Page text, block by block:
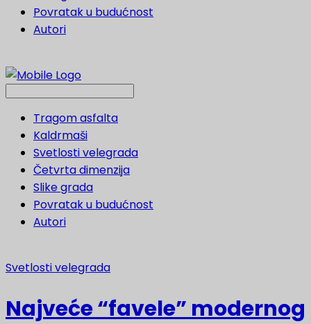
Povratak u budućnost
Autori
Tragom asfalta
Kaldrmaši
Svetlosti velegrada
Četvrta dimenzija
Slike grada
Povratak u budućnost
Autori
Svetlosti velegrada
Najveće “favele” modernog